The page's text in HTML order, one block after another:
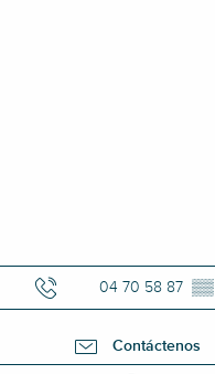
04 70 58 87 ▒▒
Contáctenos